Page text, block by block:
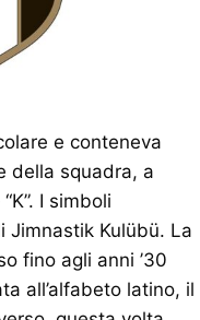
e conteneva
della squadra, a
I simboli
Jimnastik Kulübü. La
fino agli anni ’30
all’alfabeto latino, il